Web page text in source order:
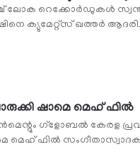
ലോക റെക്കോര്‍ഡുകള്‍
ക്യുമേറ്റ്‌സ് ഖത്തര്‍
ഷാമെ മെഹ് ഫില്‍
ഗ്‌ളോബല്‍ കേരള
മെഹ് ഫില്‍